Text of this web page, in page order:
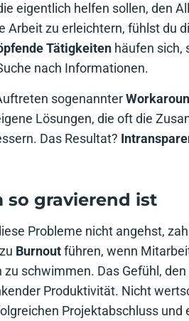
eigentlich helfen sollen, den
Arbeit zu erleichtern, fühlst du
Tätigkeiten häufen sich,
nach Informationen.
sogenannter
Lösungen, die oft die
Das Resultat?
so gravierend ist
Probleme nicht angehst,
Burnoutführen, wenn
schwimmen. Das Gefühl,
Produktivität. Nicht
Projektabschluss und